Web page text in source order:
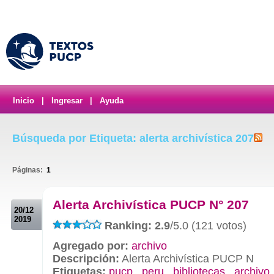
Inicio Ingresar Ayuda
Búsqueda por Etiqueta: alerta archivística 207
Páginas: 1
20/12
2019
Alerta Archivística PUCP N° 207
Ranking: 2.9/5.0 (121 votos)
Agregado por: archivo
Descripción: Alerta Archivística PUCP N
Etiquetas: pucp peru bibliotecas archivo